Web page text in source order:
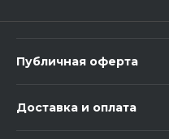
Публичная оферта
Доставка и оплата